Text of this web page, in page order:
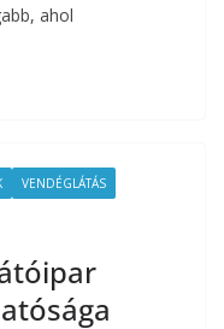
ahol
VENDÉGLÁTÁS